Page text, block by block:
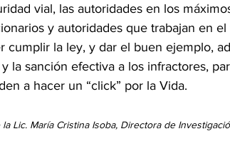
vial, las autoridades en los
y autoridades que trabajan en
cumplir la ley, y dar el buen ejemplo,
la sanción efectiva a los infractores,
a hacer un “click” por la Vida.
Lic. María Cristina Isoba, Directora de